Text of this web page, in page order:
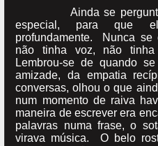
Ainda se
especial, para que
profundamente. Nunca se
não tinha voz, não
Lembrou-se de quando
amizade, da empatia
conversas, olhou o que
num momento de raiva
maneira de escrever era
palavras numa frase, o
virava música. O belo